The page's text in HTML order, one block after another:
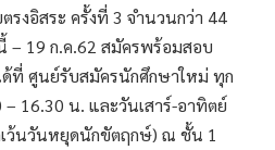
รงอิสระ ครั้งที่ 3 จำนวนกว่า 44
– 19 ก.ค.62 สมัครพร้อมสอบ
ที่ ศูนย์รับสมัครนักศึกษาใหม่ ทุก
16.30 น. และวันเสาร์-อาทิตย์
เว้นวันหยุดนักขัตฤกษ์) ณ ชั้น 1